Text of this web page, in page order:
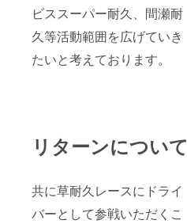
ビススーパー耐久、間瀬耐
久等活動範囲を広げていき
たいと考えております。
リターンについて
共に草耐久レースにドライ
バーとして参戦いただくこ